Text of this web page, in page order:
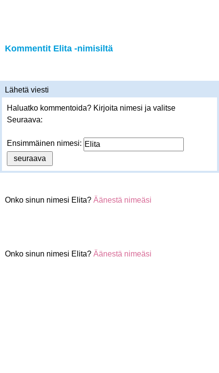
Kommentit Elita -nimisiltä
Lähetä viesti
Haluatko kommentoida? Kirjoita nimesi ja valitse
Seuraava:
Ensimmäinen nimesi:
Onko sinun nimesi Elita? Äänestä nimeäsi
Onko sinun nimesi Elita? Äänestä nimeäsi